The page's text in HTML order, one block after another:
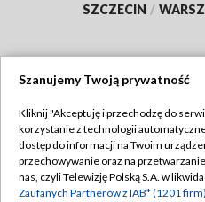
SZCZECIN /
Abonament TVP
Emisja w TVP
Polityka
Szanujemy Twoją prywatność
Kliknij "Akceptuję i przechodzę do
korzystanie z technologii
dostęp do informacji na Twoim
przechowywanie oraz na
nas, czyli Telewizję Polską S.A. w
Zaufanych Partnerów z IAB* (1201 firm)